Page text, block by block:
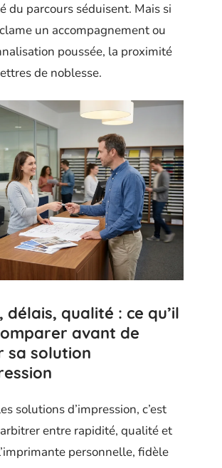
du parcours séduisent. Mais si
un accompagnement ou
poussée, la proximité
de noblesse.
délais, qualité : ce qu’il
avant de
sa solution
solutions d’impression, c’est
entre rapidité, qualité et
personnelle, fidèle